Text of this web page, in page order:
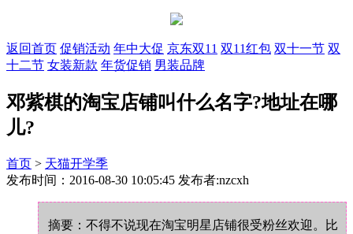
返回首页 促销活动 年中大促 京东双11 双11红包 双十一节 双
十二节 女装新款 年货促销 男装品牌
邓紫棋的淘宝店铺叫什么名字?地址在哪
儿?
首页 > 天猫开学季
发布时间：2016-08-30 10:05:45 发布者:nzcxh
摘要：不得不说现在淘宝明星店铺很受粉丝欢迎。比